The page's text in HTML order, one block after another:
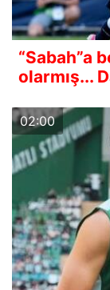
“Sabah”a
olarmış...
02:00